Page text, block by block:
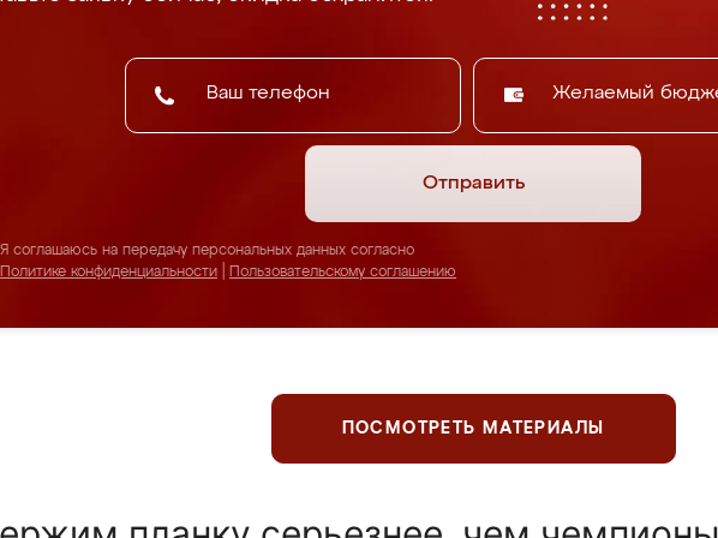
Желаемый
Отправить
Я соглашаюсь на передачу персональных данных согласно
Политике конфиденциальности
Пользовательскому соглашению
ПОСМОТРЕТЬ МАТЕРИАЛЫ